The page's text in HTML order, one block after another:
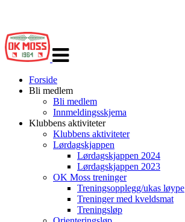
navigasjon
Forside
Bli medlem
Bli medlem
Innmeldingsskjema
Klubbens aktiviteter
Klubbens aktiviteter
Lørdagskjappen
Lørdagskjappen 2024
Lørdagskjappen 2023
OK Moss treninger
Treningsopplegg/ukas løype
Treninger med kveldsmat
Treningsløp